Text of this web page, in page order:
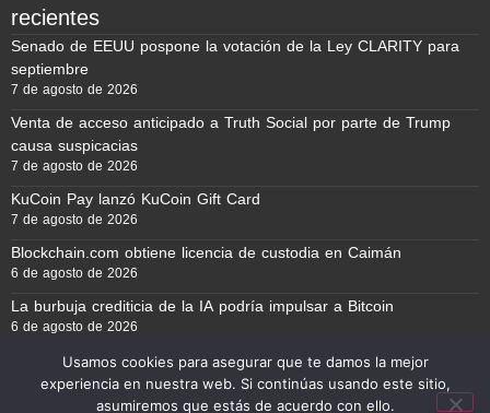
recientes
Senado de EEUU pospone la votación de la Ley CLARITY para
septiembre
7 de agosto de 2026
Venta de acceso anticipado a Truth Social por parte de Trump
causa suspicacias
7 de agosto de 2026
KuCoin Pay lanzó KuCoin Gift Card
7 de agosto de 2026
Blockchain.com obtiene licencia de custodia en Caimán
6 de agosto de 2026
La burbuja crediticia de la IA podría impulsar a Bitcoin
6 de agosto de 2026
Reporte BTC © Copyright 2026, Todos los derechos reservados
Usamos cookies para asegurar que te damos la mejor
experiencia en nuestra web. Si continúas usando este sitio,
asumiremos que estás de acuerdo con ello.